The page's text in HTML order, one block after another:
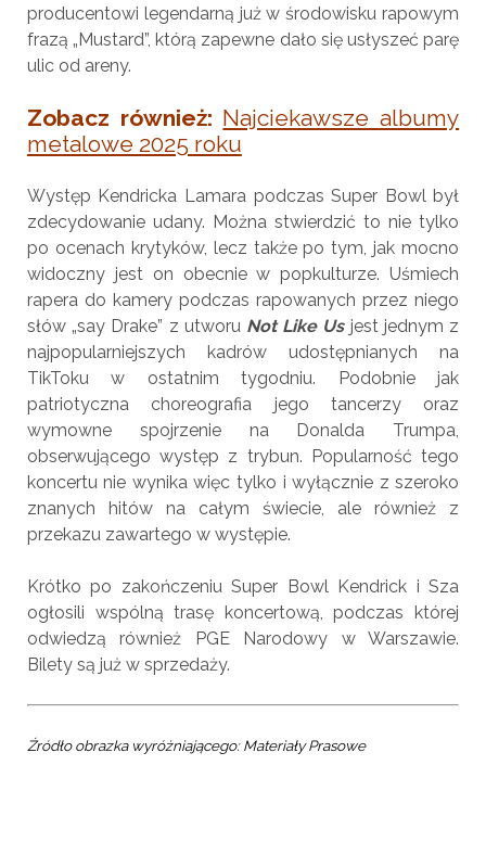
producentowi legendarną już w środowisku rapowym
frazą „Mustard”, którą zapewne dało się usłyszeć parę
ulic od areny.
Zobacz również: Najciekawsze albumy
metalowe 2025 roku
Występ Kendricka Lamara podczas Super Bowl był
zdecydowanie udany. Można stwierdzić to nie tylko
po ocenach krytyków, lecz także po tym, jak mocno
widoczny jest on obecnie w popkulturze. Uśmiech
rapera do kamery podczas rapowanych przez niego
słów „say Drake” z utworu Not Like Usjest jednym z
najpopularniejszych kadrów udostępnianych na
TikToku w ostatnim tygodniu. Podobnie jak
patriotyczna choreografia jego tancerzy oraz
wymowne spojrzenie na Donalda Trumpa,
obserwującego występ z trybun. Popularność tego
koncertu nie wynika więc tylko i wyłącznie z szeroko
znanych hitów na całym świecie, ale również z
przekazu zawartego w występie.
Krótko po zakończeniu Super Bowl Kendrick i Sza
ogłosili wspólną trasę koncertową, podczas której
odwiedzą również PGE Narodowy w Warszawie.
Bilety są już w sprzedaży.
Źródło obrazka wyróżniającego:Materiały Prasowe